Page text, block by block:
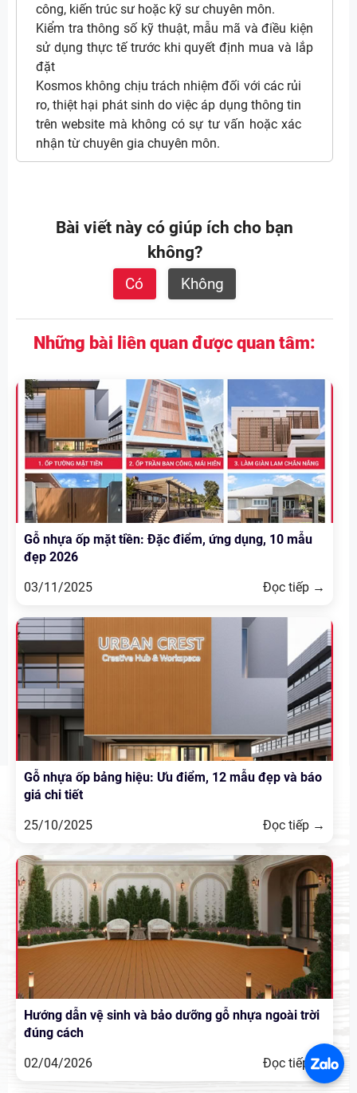
công, kiến trúc sư hoặc kỹ sư chuyên môn.
Kiểm tra thông số kỹ thuật, mẫu mã và điều kiện
sử dụng thực tế trước khi quyết định mua và lắp
đặt
Kosmos không chịu trách nhiệm đối với các rủi
ro, thiệt hại phát sinh do việc áp dụng thông tin
trên website mà không có sự tư vấn hoặc xác
nhận từ chuyên gia chuyên môn.
Bài viết này có giúp ích cho bạn
không?
Có Không
Những bài liên quan được quan tâm:
Gỗ nhựa ốp mặt tiền: Đặc điểm, ứng dụng, 10 mẫu
đẹp 2026
03/11/2025
Đọc tiếp →
Gỗ nhựa ốp bảng hiệu: Ưu điểm, 12 mẫu đẹp và báo
giá chi tiết
25/10/2025
Đọc tiếp →
Hướng dẫn vệ sinh và bảo dưỡng gỗ nhựa ngoài trời
đúng cách
02/04/2026
Đọc tiếp →